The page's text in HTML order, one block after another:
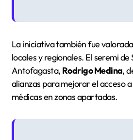
La iniciativa también fue
locales y regionales. El seremi de
Antofagasta, Rodrigo Medina,
alianzas para mejorar el acceso
médicas en zonas apartadas.